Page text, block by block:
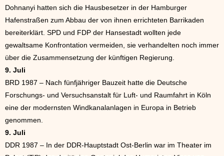
Dohnanyi hatten sich die Hausbesetzer in der Hamburger
Hafenstraßen zum Abbau der von ihnen errichteten Barrikaden
bereiterklärt. SPD und FDP der Hansestadt wollten jede
gewaltsame Konfrontation vermeiden, sie verhandelten noch immer
über die Zusammensetzung der künftigen Regierung.
9. Juli
BRD 1987 – Nach fünfjähriger Bauzeit hatte die Deutsche
Forschungs- und Versuchsanstalt für Luft- und Raumfahrt in Köln
eine der modernsten Windkanalanlagen in Europa in Betrieb
genommen.
9. Juli
DDR 1987 – In der DDR-Hauptstadt Ost-Berlin war im Theater im